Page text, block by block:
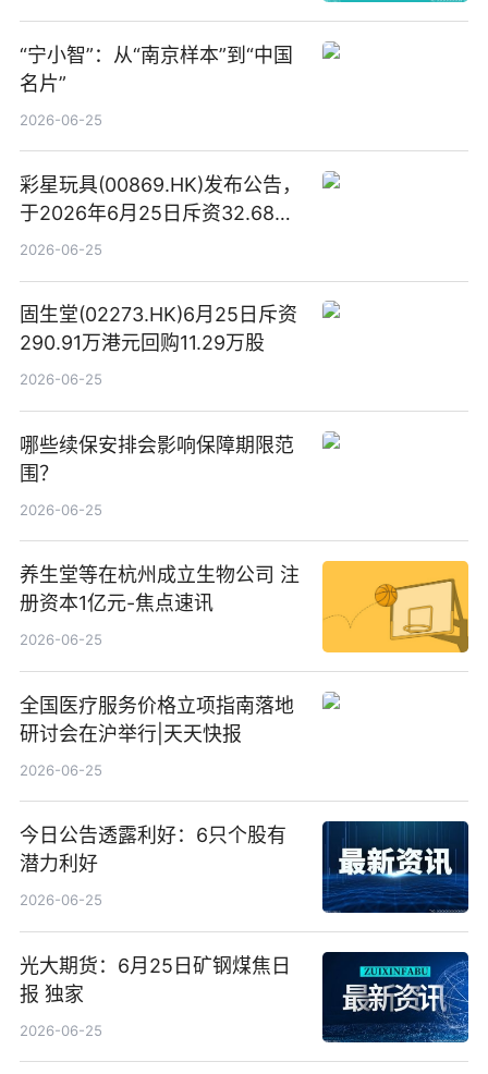
“宁小智”：从“南京样本”到“中国
名片”
2026-06-25
彩星玩具(00869.HK)发布公告，
于2026年6月25日斥资32.68万
港元回购68.4万股|焦点速讯
2026-06-25
固生堂(02273.HK)6月25日斥资
290.91万港元回购11.29万股
2026-06-25
哪些续保安排会影响保障期限范
围？
2026-06-25
养生堂等在杭州成立生物公司 注
册资本1亿元-焦点速讯
2026-06-25
全国医疗服务价格立项指南落地
研讨会在沪举行|天天快报
2026-06-25
今日公告透露利好：6只个股有
潜力利好
2026-06-25
光大期货：6月25日矿钢煤焦日
报 独家
2026-06-25